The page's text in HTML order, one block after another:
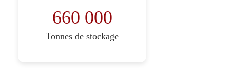
660 000
Tonnes de stockage